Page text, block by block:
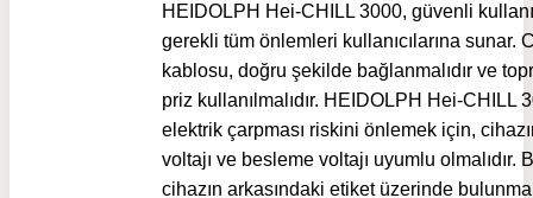
HEIDOLPH Hei-CHILL 3000, güvenli
gerekli tüm önlemleri kullanıcılarına sunar.
kablosu, doğru şekilde bağlanmalıdır ve
priz kullanılmalıdır. HEIDOLPH Hei-CHILL
elektrik çarpması riskini önlemek için,
voltajı ve besleme voltajı uyumlu olmalıdır.
cihazın arkasındaki etiket üzerinde